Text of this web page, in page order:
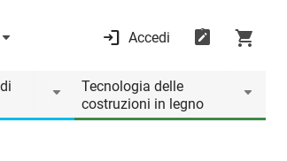
Accedi
Tecnologia delle
costruzioni in legno